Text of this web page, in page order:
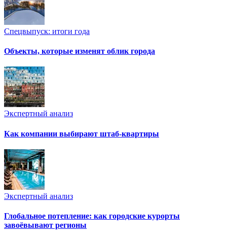
Спецвыпуск: итоги года
Объекты, которые изменят облик города
Экспертный анализ
Как компании выбирают штаб-квартиры
Экспертный анализ
Глобальное потепление: как городские курорты
завоёвывают регионы